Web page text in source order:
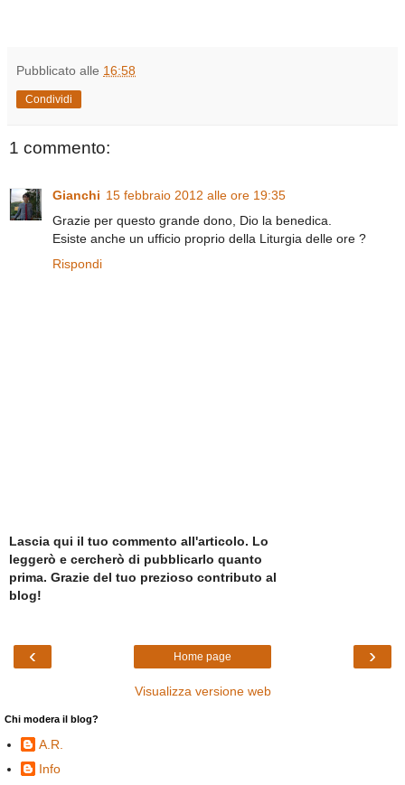
Pubblicato alle 16:58
Condividi
1 commento:
Gianchi 15 febbraio 2012 alle ore 19:35
Grazie per questo grande dono, Dio la benedica.
Esiste anche un ufficio proprio della Liturgia delle ore ?
Rispondi
Lascia qui il tuo commento all'articolo. Lo
leggerò e cercherò di pubblicarlo quanto
prima. Grazie del tuo prezioso contributo al
blog!
‹ ›
Home page
Visualizza versione web
Chi modera il blog?
A.R.
Info